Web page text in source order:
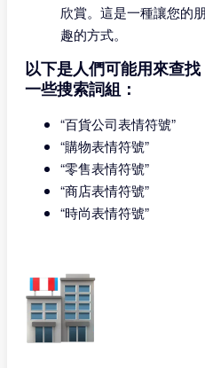
欣賞。這是一種讓您的
趣的方式。
以下是人們可能用來查
一些搜索詞組：
“百貨公司表情符號”
“購物表情符號”
“零售表情符號”
“商店表情符號”
“時尚表情符號”